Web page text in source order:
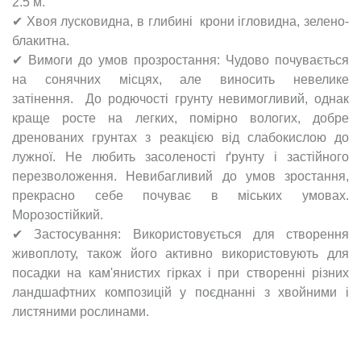
✔ Хвоя лусковидна, в глибині крони ігловидна, зелено-
блакитна.
✔ Вимоги до умов прозростання: Чудово почувається
на сонячних місцях, але виносить невелике
затінення. До родючості грунту невимогливий, однак
краще росте на легких, помірно вологих, добре
дренованих грунтах з реакцією від слабокислою до
лужної. Не любить засоленості ґрунту і застійного
перезволоження. Невибагливий до умов зростання,
прекрасно себе почуває в міських умовах.
Морозостійкий.
✔ Застосування: Використовується для створення
живоплоту, також його активно використовують для
посадки на кам'янистих гірках і при створенні різних
ландшафтних композицій у поєднанні з хвойними і
листяними рослинами.